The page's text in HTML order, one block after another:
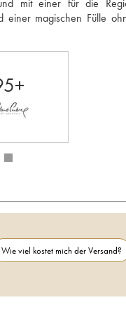
mit einer für die
einer magischen Fülle
Wie viel kostet mich der Versand?